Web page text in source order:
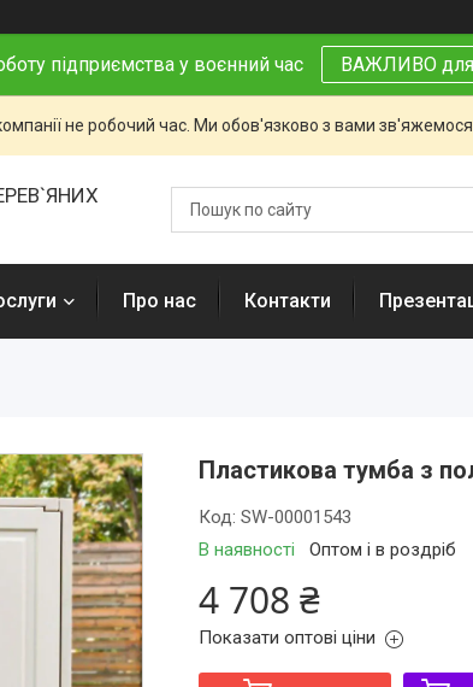
підприємства у воєнний час ВАЖЛИВО для
не робочий час. Ми обов'язково з вами
Про нас Контакти
Пластикова тумба з
В наявності Оптом і в роздріб
Код: SW-00001543
4 708 ₴
Показати оптові ціни